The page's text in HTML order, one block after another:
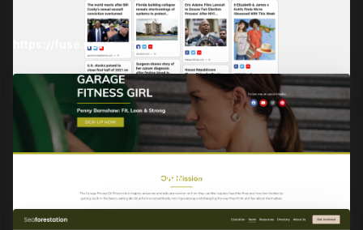
https://fuse.news
Wall
Widget
Create Widget
https://garagefitnessgirl.com
Wall
Create Widget